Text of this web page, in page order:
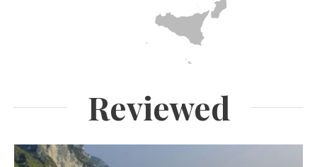
Reviewed